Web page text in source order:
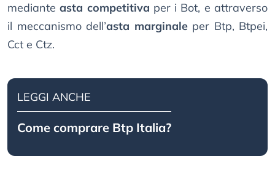
medianteasta competitiva per i Bot, e attraverso
il meccanismo dell’asta marginaleper Btp, Btpei,
Cct e Ctz.
LEGGI ANCHE
Come comprare Btp Italia?